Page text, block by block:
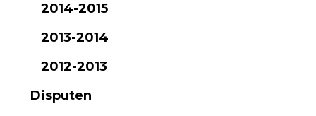
2014-2015
2013-2014
2012-2013
Disputen